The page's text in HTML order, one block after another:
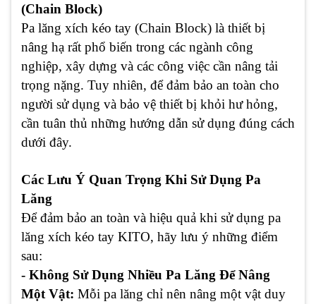
(Chain Block)
Pa lăng xích kéo tay (Chain Block) là thiết bị
nâng hạ rất phổ biến trong các ngành công
nghiệp, xây dựng và các công việc cần nâng tải
trọng nặng. Tuy nhiên, để đảm bảo an toàn cho
người sử dụng và bảo vệ thiết bị khỏi hư hỏng,
cần tuân thủ những hướng dẫn sử dụng đúng cách
dưới đây.
Các Lưu Ý Quan Trọng Khi Sử Dụng Pa
Lăng
Để đảm bảo an toàn và hiệu quả khi sử dụng pa
lăng xích kéo tay KITO, hãy lưu ý những điểm
sau:
- Không Sử Dụng Nhiều Pa Lăng Để Nâng
Một Vật: Mỗi pa lăng chỉ nên nâng một vật duy